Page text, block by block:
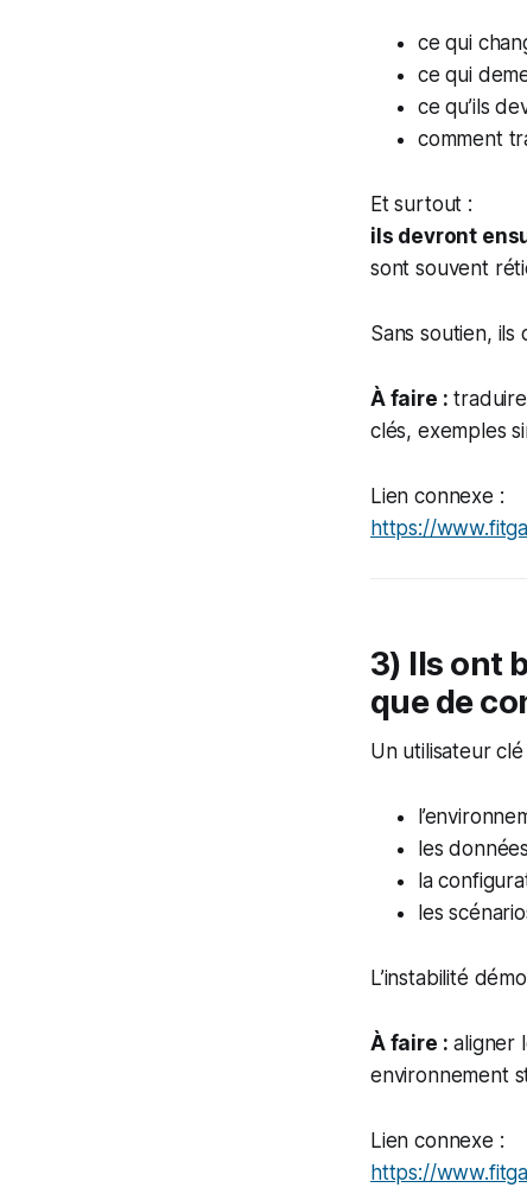
ce qui
ce qui
ce qu’ils
comment
Et surtout :
ils devront
sont souvent
Sans soutien, ils
À faire :
clés, exemples
Lien connexe :
https://
3) Ils ont
que de
Un utilisateur
les
la
les
L’instabilité
À faire : aligner
environnement
Lien connexe :
https://